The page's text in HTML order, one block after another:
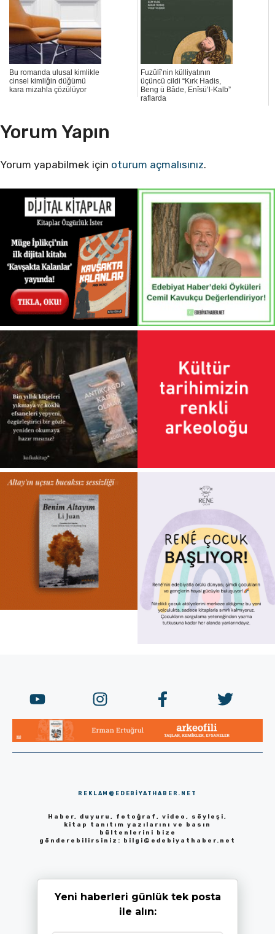
Bu romanda ulusal kimlikle
cinsel kimliğin düğümü
kara mizahla çözülüyor
Fuzûlî’nin külliyatının
üçüncü cildi “Kırk Hadis,
Beng ü Bâde, Enîsü’l-Kalb”
raflarda
Yorum Yapın
Yorum yapabilmek için oturum açmalısınız.
REKLAM@EDEBIYATHABER.NET
Haber, duyuru, fotoğraf, video, söyleşi,
kitap tanıtım yazılarını ve basın
bültenlerini bize
gönderebilirsiniz: bilgi@edebiyathaber.net
Yeni haberleri günlük tek posta
ile alın: